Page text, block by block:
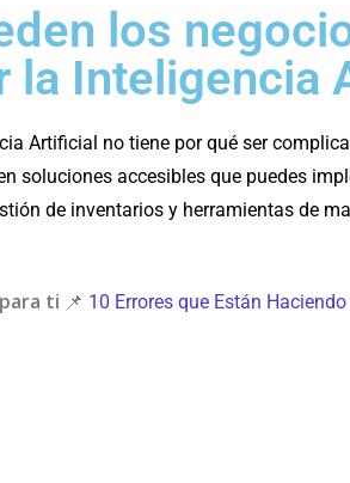
los
la Inteligencia
Artificial no tiene por qué ser
soluciones accesibles que puedes
de inventarios y herramientas de
ti 📌 10 Errores que Están